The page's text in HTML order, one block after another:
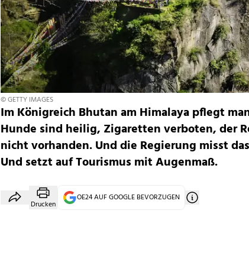
© GETTY IMAGES
Im Königreich Bhutan am Himalaya pflegt
Hunde sind heilig, Zigaretten verboten, der
nicht vorhanden. Und die Regierung misst
Und setzt auf Tourismus mit Augenmaß.
Drucken
OE24 AUF GOOGLE BEVORZUGEN